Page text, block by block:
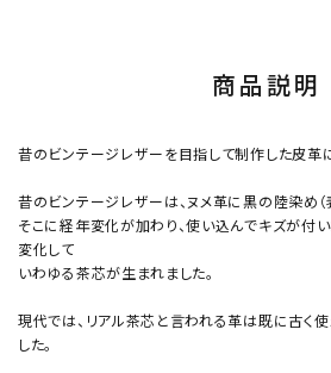
商品説明
昔のビンテージレザーを目指して制作した皮革に
昔のビンテージレザーは、ヌメ革に黒の陸染め（
そこに経年変化が加わり、使い込んでキズが付
変化して
いわゆる茶芯が生まれました。
現代では、リアル茶芯と言われる革は既に古く
した。